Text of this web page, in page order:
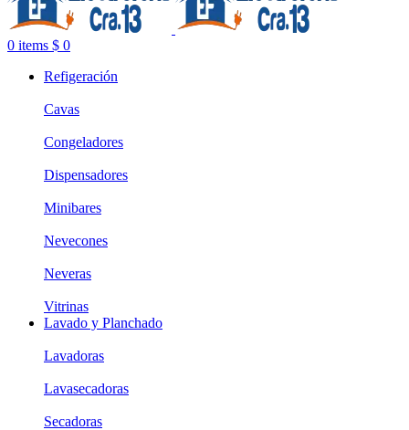
0 items $ 0
Refigeración
Cavas
Congeladores
Dispensadores
Minibares
Nevecones
Neveras
Vitrinas
Lavado y Planchado
Lavadoras
Lavasecadoras
Secadoras